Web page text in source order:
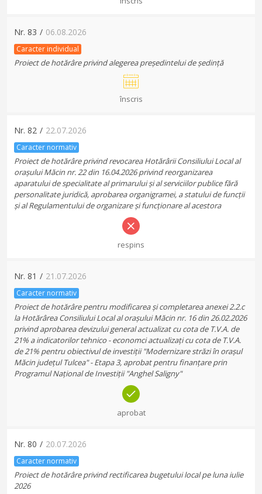
Nr. 83 / 06.08.2026
Caracter individual
Proiect de hotărâre privind alegerea președintelui de ședință
înscris
Nr. 82 / 22.07.2026
Caracter normativ
Proiect de hotărâre privind revocarea Hotărârii Consiliului Local al
orașului Măcin nr. 22 din 16.04.2026 privind reorganizarea
aparatului de specialitate al primarului și al serviciilor publice fără
personalitate juridică, aprobarea organigramei, a statului de funcții
și al Regulamentului de organizare și funcționare al acestora
respins
Nr. 81 / 21.07.2026
Caracter normativ
Proiect de hotărâre pentru modificarea și completarea anexei 2.2.c
la Hotărârea Consiliului Local al orașului Măcin nr. 16 din 26.02.2026
privind aprobarea devizului general actualizat cu cota de T.V.A. de
21% a indicatorilor tehnico - economci actualizați cu cota de T.V.A.
de 21% pentru obiectivul de investiții "Modernizare străzi în orașul
Măcin județul Tulcea" - Etapa 3, aprobat pentru finanțare prin
Programul Național de Investiții "Anghel Saligny"
aprobat
Nr. 80 / 20.07.2026
Caracter normativ
Proiect de hotărâre privind rectificarea bugetului local pe luna iulie
2026